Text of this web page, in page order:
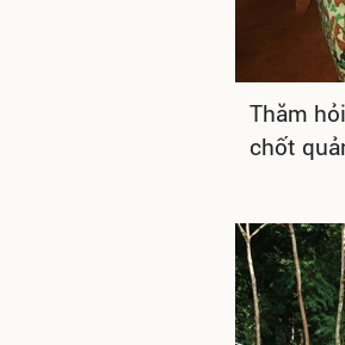
Thăm
chốt